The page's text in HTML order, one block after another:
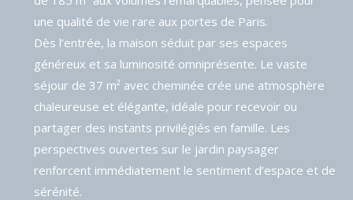
une qualité de vie rare aux portes de Paris.
Dès l’entrée, la maison séduit par ses espaces
généreux et sa luminosité omniprésente. Le vaste
séjour de 37 m² avec cheminée crée une atmosphère
chaleureuse et élégante, idéale pour recevoir ou
partager des instants privilégiés en famille. Les
perspectives ouvertes sur le jardin paysager
renforcent immédiatement le sentiment d’espace et de
sérénité.